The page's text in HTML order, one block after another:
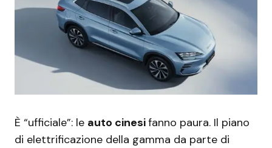
È “ufficiale”: le auto cinesifanno paura. Il piano
di elettrificazione della gamma da parte di